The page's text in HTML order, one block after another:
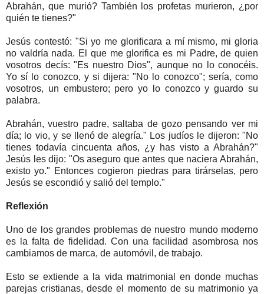
Abrahán, que murió? También los profetas murieron, ¿por
quién te tienes?"
Jesús contestó: "Si yo me glorificara a mí mismo, mi gloria
no valdría nada. El que me glorifica es mi Padre, de quien
vosotros decís: "Es nuestro Dios", aunque no lo conocéis.
Yo sí lo conozco, y si dijera: "No lo conozco"; sería, como
vosotros, un embustero; pero yo lo conozco y guardo su
palabra.
Abrahán, vuestro padre, saltaba de gozo pensando ver mi
día; lo vio, y se llenó de alegría." Los judíos le dijeron: "No
tienes todavía cincuenta años, ¿y has visto a Abrahán?"
Jesús les dijo: "Os aseguro que antes que naciera Abrahán,
existo yo." Entonces cogieron piedras para tirárselas, pero
Jesús se escondió y salió del templo."
Reflexión
Uno de los grandes problemas de nuestro mundo moderno
es la falta de fidelidad. Con una facilidad asombrosa nos
cambiamos de marca, de automóvil, de trabajo.
Esto se extiende a la vida matrimonial en donde muchas
parejas cristianas, desde el momento de su matrimonio ya